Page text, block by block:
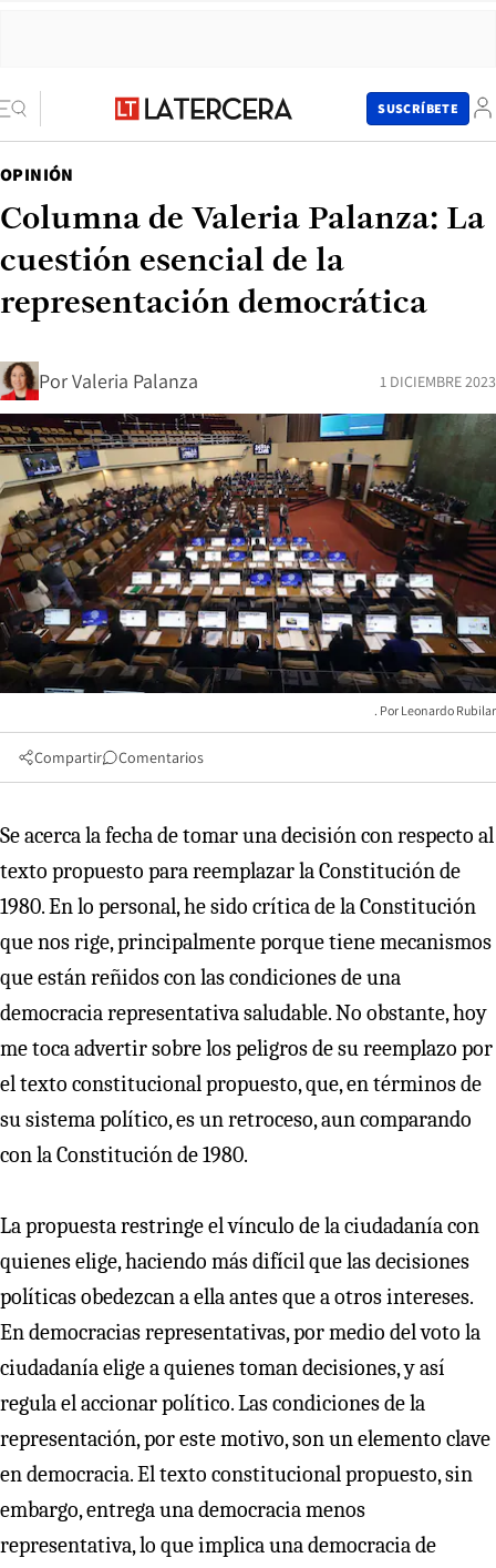
SUSCRÍBETE
OPINIÓN
Columna de Valeria Palanza: La
cuestión esencial de la
representación democrática
PorValeria Palanza 1 DICIEMBRE 2023
Leonardo Rubilar
Compartir Comentarios
Se acerca la fecha de tomar una decisión con respecto al
texto propuesto para reemplazar la Constitución de
1980. En lo personal, he sido crítica de la Constitución
que nos rige, principalmente porque tiene mecanismos
que están reñidos con las condiciones de una
democracia representativa saludable. No obstante, hoy
me toca advertir sobre los peligros de su reemplazo por
el texto constitucional propuesto, que, en términos de
su sistema político, es un retroceso, aun comparando
con la Constitución de 1980.
La propuesta restringe el vínculo de la ciudadanía con
quienes elige, haciendo más difícil que las decisiones
políticas obedezcan a ella antes que a otros intereses.
En democracias representativas, por medio del voto la
ciudadanía elige a quienes toman decisiones, y así
regula el accionar político. Las condiciones de la
representación, por este motivo, son un elemento clave
en democracia. El texto constitucional propuesto, sin
embargo, entrega una democracia menos
representativa, lo que implica una democracia de